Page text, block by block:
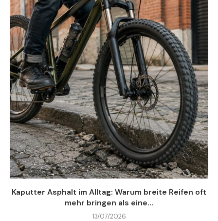
Kaputter Asphalt im Alltag: Warum breite Reifen oft
mehr bringen als eine...
13/07/2026